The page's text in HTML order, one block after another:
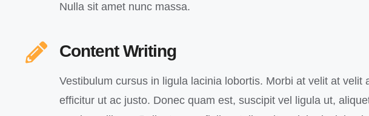
Nulla sit amet nunc massa.
Content Writing
Vestibulum cursus in ligula lacinia lobortis. Morbi at velit at velit
efficitur ut ac justo. Donec quam est, suscipit vel ligula ut,